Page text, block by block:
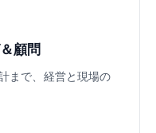
顧問
まで、経営と現場の